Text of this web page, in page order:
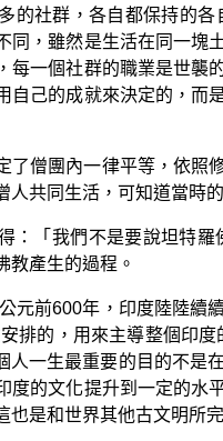
的社群，各自都保持的
同，雖然是生活在同一
每一個社群的職業是世
自己的成就來決定的，
了僧團內一律平等，依照
人共同生活，可知道當時
：「我們不是要說坦特
教產生的過程。
元前600年，印度陸陸續
排的，用來主導整個印
人一生最重要的目的不是
度的文化提升到一定的水
也是和世界其他古文明所